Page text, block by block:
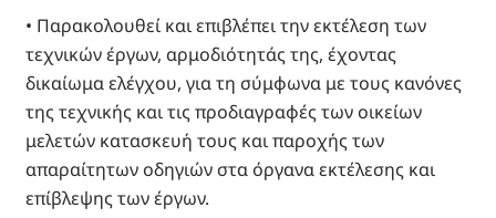
• Παρακολουθεί και επιβλέπει την εκτέλεση των
τεχνικών έργων, αρμοδιότητάς της, έχοντας
δικαίωμα ελέγχου, για τη σύμφωνα με τους κανόνες
της τεχνικής και τις προδιαγραφές των οικείων
μελετών κατασκευή τους και παροχής των
απαραίτητων οδηγιών στα όργανα εκτέλεσης και
επίβλεψης των έργων.